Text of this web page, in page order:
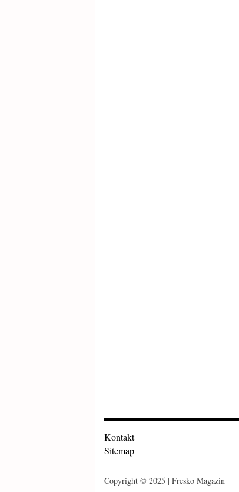
Kontakt
Sitemap
Copyright © 2025 | Fresko Magazin